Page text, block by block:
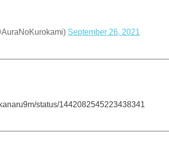
September 26, 2021
status/1442082545223438341